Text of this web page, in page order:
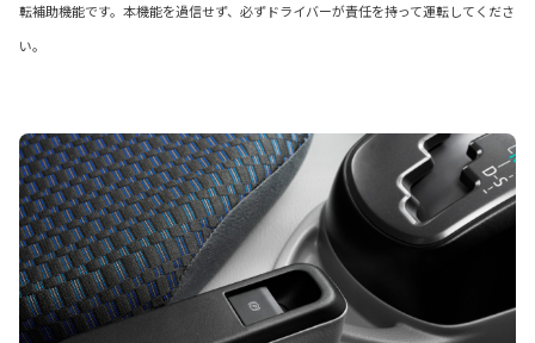
転補助機能です。本機能を過信せず、必ずドライバーが責任を持って運転してくださ
い。